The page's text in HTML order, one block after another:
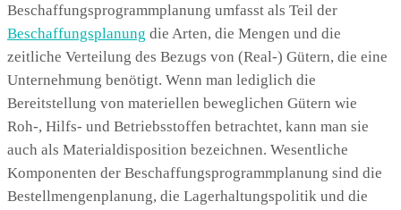
Beschaffungsprogrammplanung umfasst als Teil der
Beschaffungsplanung die Arten, die Mengen und die
zeitliche Verteilung des Bezugs von (Real-) Gütern, die eine
Unternehmung benötigt. Wenn man lediglich die
Bereitstellung von materiellen beweglichen Gütern wie
Roh-, Hilfs- und Betriebsstoffen betrachtet, kann man sie
auch als Materialdisposition bezeichnen. Wesentliche
Komponenten der Beschaffungsprogrammplanung sind die
Bestellmengenplanung, die Lagerhaltungspolitik und die